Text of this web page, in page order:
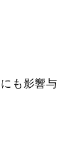
も影響与